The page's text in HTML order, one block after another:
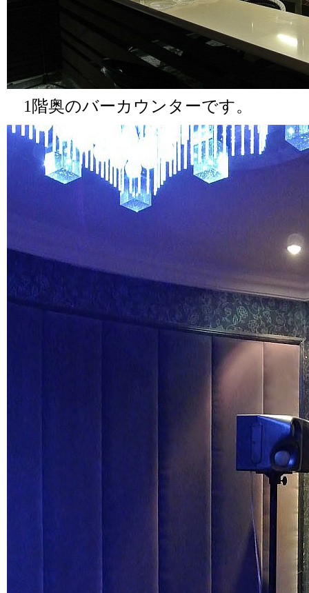
1階奥のバーカウンターです。